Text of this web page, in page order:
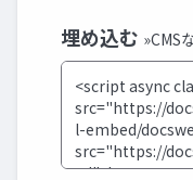
埋め込む »CMS